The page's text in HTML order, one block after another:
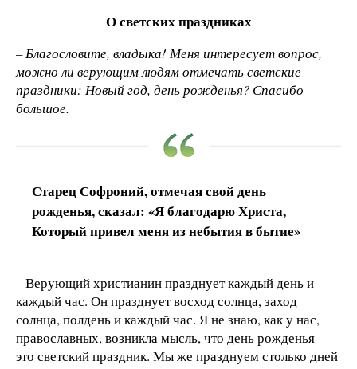
О светских праздниках
– Благословите, владыка! Меня интересует вопрос,
можно ли верующим людям отмечать светские
праздники: Новый год, день рожденья? Спасибо
большое.
Старец Софроний, отмечая свой день
рожденья, сказал: «Я благодарю Христа,
Который привел меня из небытия в бытие»
– Верующий христианин празднует каждый день и
каждый час. Он празднует восход солнца, заход
солнца, полдень и каждый час. Я не знаю, как у нас,
православных, возникла мысль, что день рожденья –
это светский праздник. Мы же празднуем столько дней